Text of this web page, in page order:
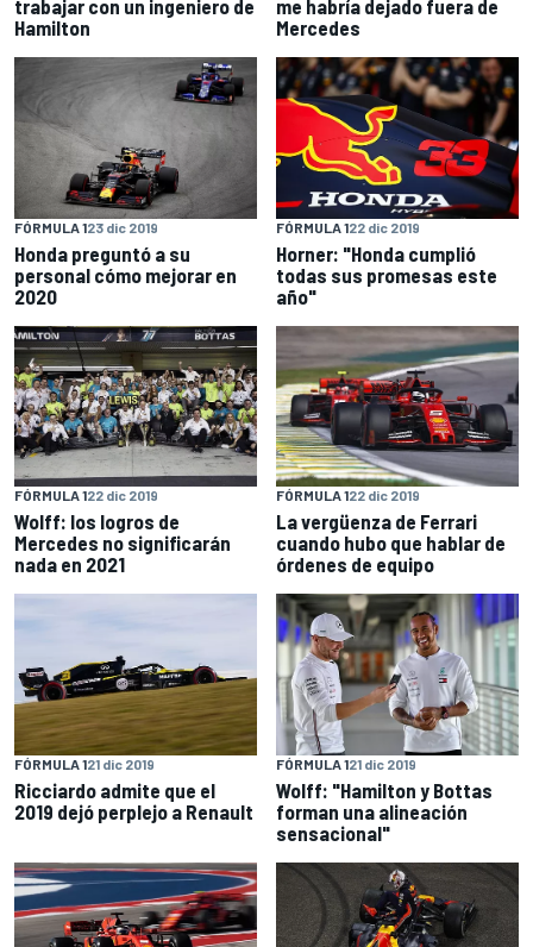
trabajar con un ingeniero de
Hamilton
me habría dejado fuera de
Mercedes
FÓRMULA 123 dic 2019
Honda preguntó a su
personal cómo mejorar en
2020
FÓRMULA 122 dic 2019
Horner: "Honda cumplió
todas sus promesas este
año"
FÓRMULA 122 dic 2019
Wolff: los logros de
Mercedes no significarán
nada en 2021
FÓRMULA 122 dic 2019
La vergüenza de Ferrari
cuando hubo que hablar de
órdenes de equipo
FÓRMULA 121 dic 2019
Ricciardo admite que el
2019 dejó perplejo a Renault
FÓRMULA 121 dic 2019
Wolff: "Hamilton y Bottas
forman una alineación
sensacional"